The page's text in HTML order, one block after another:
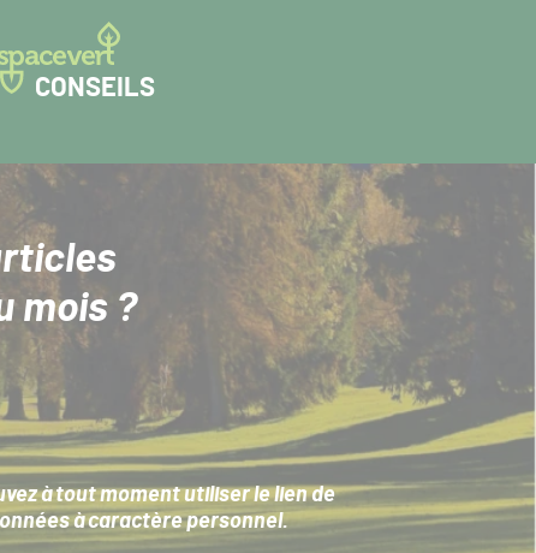
CONSEILS
mois ?
à tout moment utiliser le lien de
à caractère personnel.